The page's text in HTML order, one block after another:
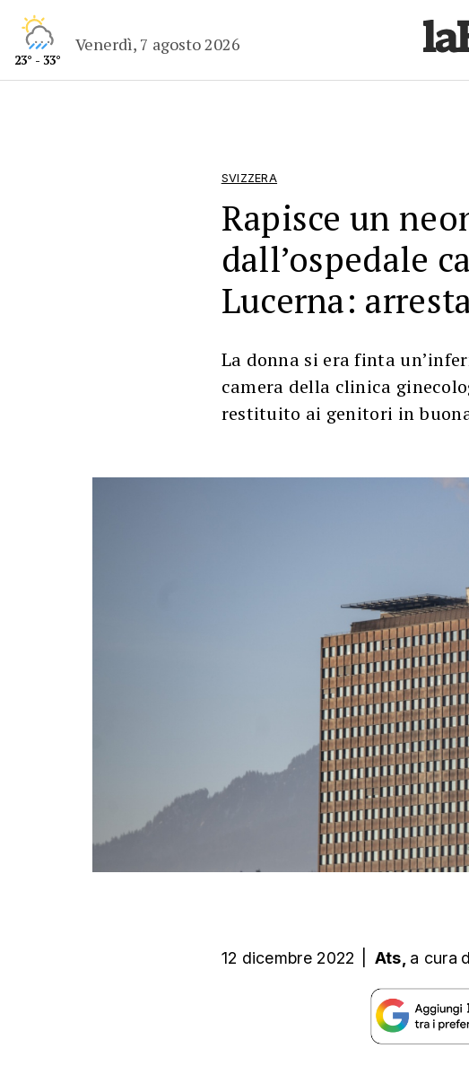
23° - 33°
Venerdì, 7 agosto 2026
SVIZZERA
Rapisce un
dall’ospedale
Lucerna:
La donna si era finta
camera della clinica
restituito ai genitori in
12 dicembre 2022 Ats, a cura